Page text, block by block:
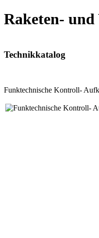
Raketen-
Technikkatalog
Funktechnische Kontroll-